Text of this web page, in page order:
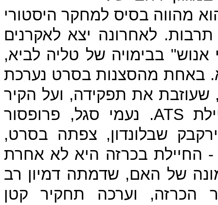
מהווה בסיס למחקר היסטורי
לאחרונה יצא לאקרנים
בבימויה של טליה לביא,
באחת מהסצנות בסרט נערכת
את תפקידה, ועל הקיר
ATS. נעמי סגל, פרופסור
שבלונדון, צפתה בסרט,
החיילת בכרזה היא לא אחרת
של האם, שדמתה דמיון רב
הכרזה, וערכה תחקיר קטן